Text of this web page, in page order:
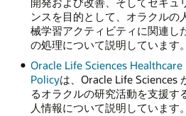
ンスを目的として、オラクルの
械学習アクティビティに関連し
の処理について説明しています。
Oracle Life Sciences Healthcare
Policyは、Oracle Life Sciences
るオラクルの研究活動を支援す
人情報について説明しています。